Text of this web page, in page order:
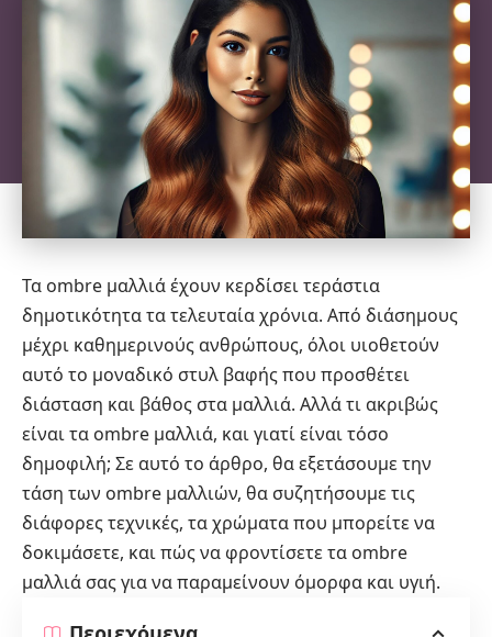
Τα ombre μαλλιά έχουν κερδίσει τεράστια
δημοτικότητα τα τελευταία χρόνια. Από διάσημους
μέχρι καθημερινούς ανθρώπους, όλοι υιοθετούν
αυτό το μοναδικό στυλ βαφής που προσθέτει
διάσταση και βάθος στα μαλλιά. Αλλά τι ακριβώς
είναι τα ombre μαλλιά, και γιατί είναι τόσο
δημοφιλή; Σε αυτό το άρθρο, θα εξετάσουμε την
τάση των ombre μαλλιών, θα συζητήσουμε τις
διάφορες τεχνικές, τα χρώματα που μπορείτε να
δοκιμάσετε, και πώς να φροντίσετε τα ombre
μαλλιά σας για να παραμείνουν όμορφα και υγιή.